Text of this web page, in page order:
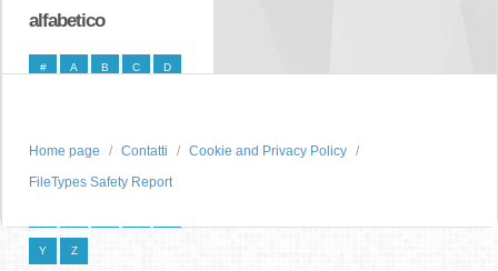
alfabetico
# A B C D
O P Q R S
Y Z
Home page Contatti
Cookie and Privacy Policy
FileTypes Safety Report